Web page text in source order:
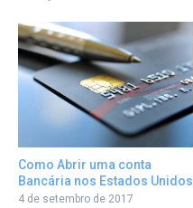
Como Abrir uma conta
Bancária nos Estados Unidos
4 de setembro de 2017